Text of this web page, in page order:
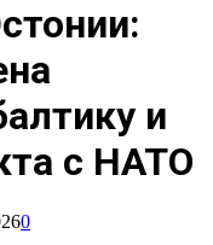
и
с НАТО
0